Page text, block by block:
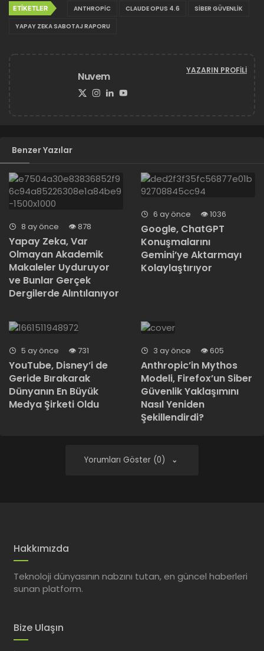
ETIKETLER ANTHROPIC CLAUDE OPUS 4.6
SIBER GÜVENLIK
YAPAY ZEKA SABOTAJ RAPORU
Nuvem YAZARIN PROFILI
Benzer Yazılar
8 ay önce 878
Yapay Zeka, Var
Olmayan Akademik
Makaleler Uyduruyor
ve Bunlar Gerçek
Dergilerde Alıntılanıyor
6 ay önce 1036
Google, ChatGPT
Konuşmalarını
Gemini’ye Aktarmayı
Kolaylaştırıyor
5 ay önce 731
YouTube, Disney’i de
Geride Bırakarak
Dünyanın En Büyük
Medya Şirketi Oldu
3 ay önce 605
Anthropic’in Mythos
Modeli, Firefox’un Siber
Güvenlik Yaklaşımını
Nasıl Yeniden
Şekillendirdi?
Yorumları Göster (0)
Hakkımızda
Teknoloji dünyasının nabzını tutan, en güncel haberleri
sunan platform.
Bize Ulaşın